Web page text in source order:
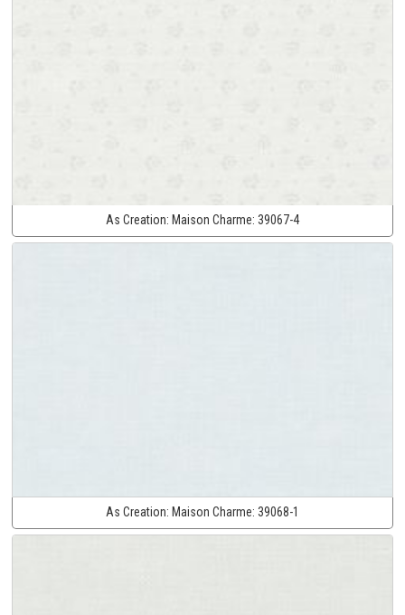
As Creation: Maison Charme: 39067-4
As Creation: Maison Charme: 39068-1